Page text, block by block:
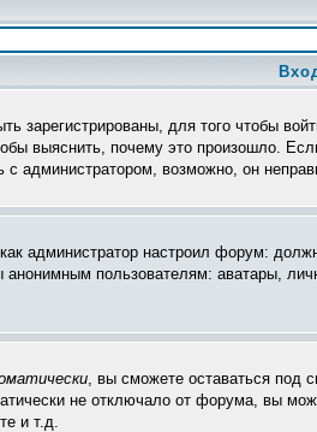
зарегистрированы, для того чтобы
выяснить, почему это произошло.
администратором, возможно, он
администратор настроил форум:
пользователям: аватары,
, вы сможете оставаться под
не отключало от форума, вы
и т.д.